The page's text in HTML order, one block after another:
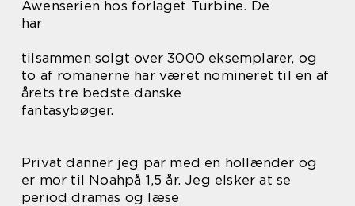
Awenserien hos forlaget Turbine. De
har
tilsammen solgt over 3000 eksemplarer, og
to af romanerne har været nomineret til en af
årets tre bedste danske
fantasybøger.
Privat danner jeg par med en hollænder og
er mor til Noahpå 1,5 år. Jeg elsker at se
period dramas og læse